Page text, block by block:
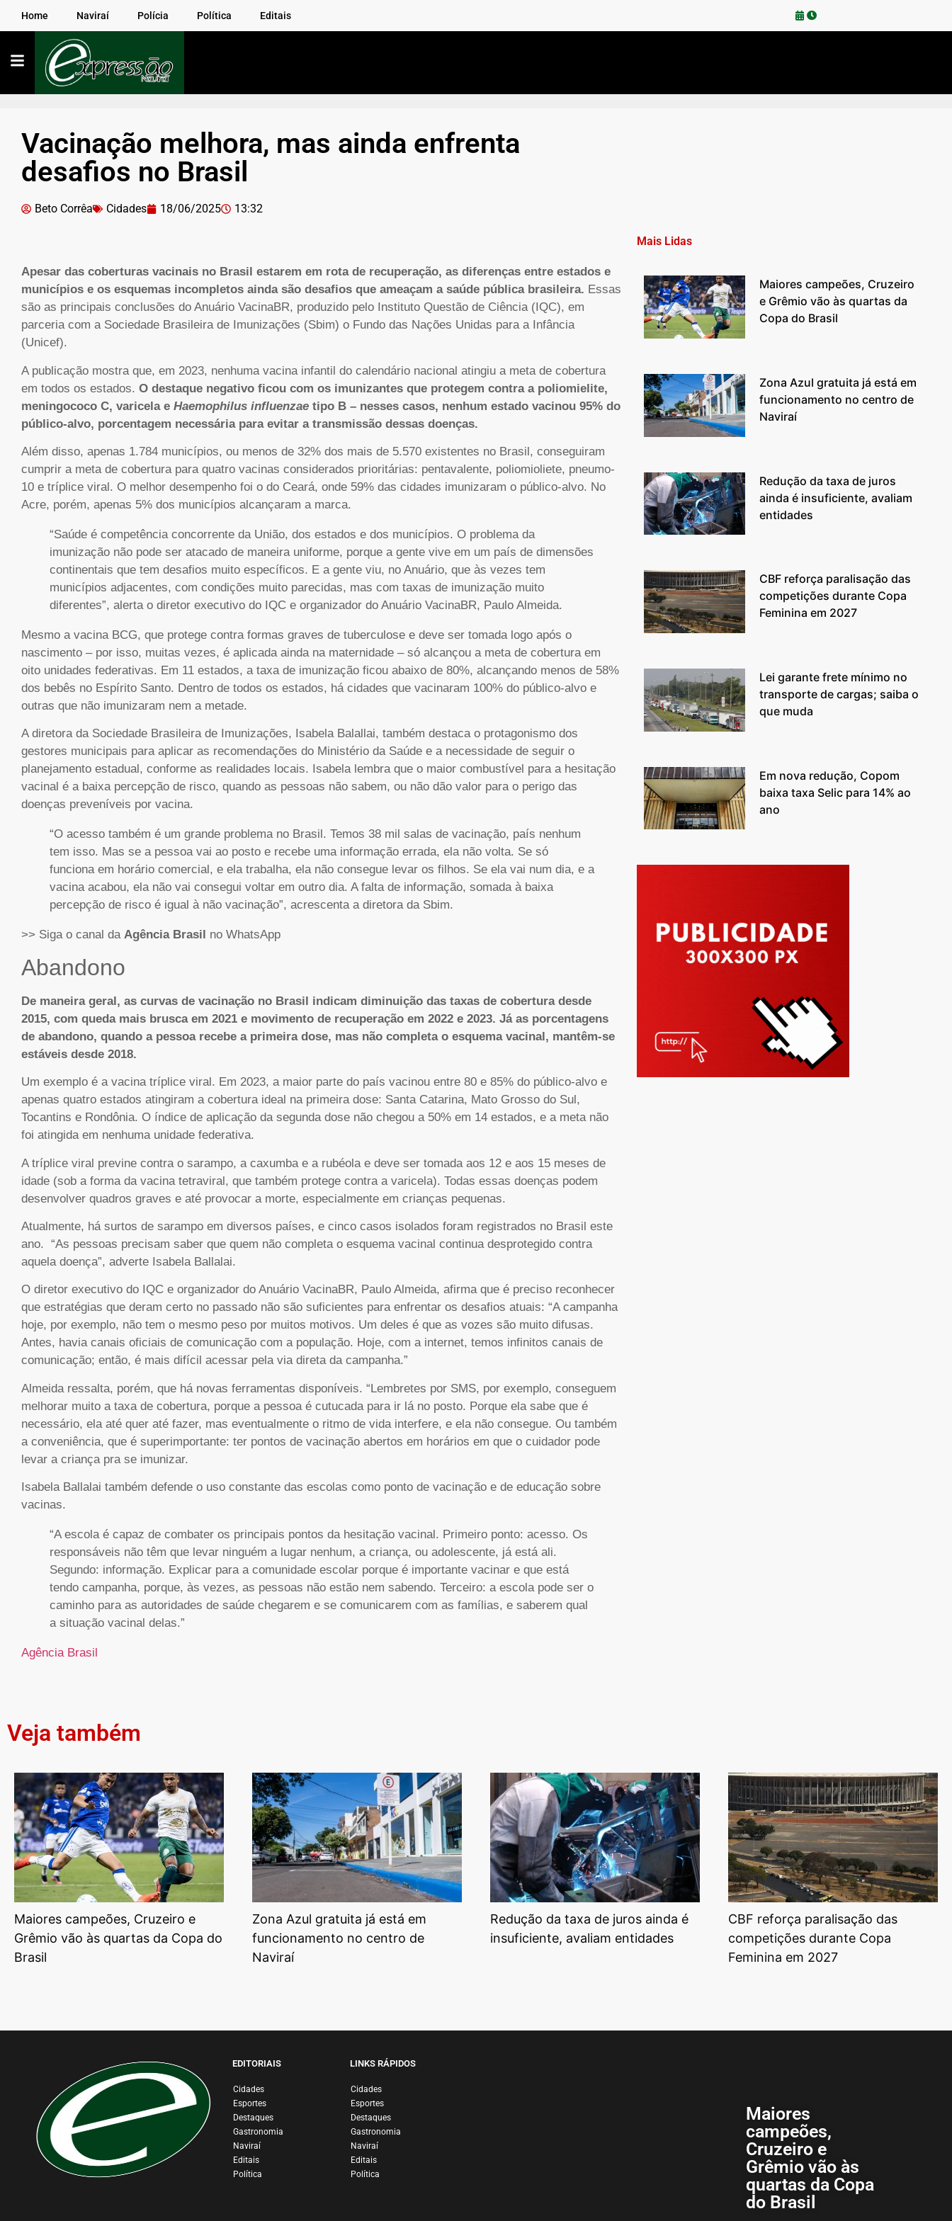
Home Naviraí Polícia Política Editais
Vacinação melhora, mas ainda enfrenta
desafios no Brasil
Beto Corrêa Cidades 18/06/2025 13:32
Apesar das coberturas vacinais no Brasil estarem em rota de recuperação, as diferenças entre estados e
municípios e os esquemas incompletos ainda são desafios que ameaçam a saúde pública brasileira. Essas
são as principais conclusões do Anuário VacinaBR, produzido pelo Instituto Questão de Ciência (IQC), em
parceria com a Sociedade Brasileira de Imunizações (Sbim) o Fundo das Nações Unidas para a Infância
(Unicef).
A publicação mostra que, em 2023, nenhuma vacina infantil do calendário nacional atingiu a meta de cobertura
em todos os estados. O destaque negativo ficou com os imunizantes que protegem contra a poliomielite,
meningococo C, varicela e Haemophilus influenzae tipo B – nesses casos, nenhum estado vacinou 95% do
público-alvo, porcentagem necessária para evitar a transmissão dessas doenças.
Além disso, apenas 1.784 municípios, ou menos de 32% dos mais de 5.570 existentes no Brasil, conseguiram
cumprir a meta de cobertura para quatro vacinas considerados prioritárias: pentavalente, poliomioliete, pneumo-
10 e tríplice viral. O melhor desempenho foi o do Ceará, onde 59% das cidades imunizaram o público-alvo. No
Acre, porém, apenas 5% dos municípios alcançaram a marca.
“Saúde é competência concorrente da União, dos estados e dos municípios. O problema da
imunização não pode ser atacado de maneira uniforme, porque a gente vive em um país de dimensões
continentais que tem desafios muito específicos. E a gente viu, no Anuário, que às vezes tem
municípios adjacentes, com condições muito parecidas, mas com taxas de imunização muito
diferentes”, alerta o diretor executivo do IQC e organizador do Anuário VacinaBR, Paulo Almeida.
Mesmo a vacina BCG, que protege contra formas graves de tuberculose e deve ser tomada logo após o
nascimento – por isso, muitas vezes, é aplicada ainda na maternidade – só alcançou a meta de cobertura em
oito unidades federativas. Em 11 estados, a taxa de imunização ficou abaixo de 80%, alcançando menos de 58%
dos bebês no Espírito Santo. Dentro de todos os estados, há cidades que vacinaram 100% do público-alvo e
outras que não imunizaram nem a metade.
A diretora da Sociedade Brasileira de Imunizações, Isabela Balallai, também destaca o protagonismo dos
gestores municipais para aplicar as recomendações do Ministério da Saúde e a necessidade de seguir o
planejamento estadual, conforme as realidades locais. Isabela lembra que o maior combustível para a hesitação
vacinal é a baixa percepção de risco, quando as pessoas não sabem, ou não dão valor para o perigo das
doenças preveníveis por vacina.
“O acesso também é um grande problema no Brasil. Temos 38 mil salas de vacinação, país nenhum
tem isso. Mas se a pessoa vai ao posto e recebe uma informação errada, ela não volta. Se só
funciona em horário comercial, e ela trabalha, ela não consegue levar os filhos. Se ela vai num dia, e a
vacina acabou, ela não vai consegui voltar em outro dia. A falta de informação, somada à baixa
percepção de risco é igual à não vacinação”, acrescenta a diretora da Sbim.
>> Siga o canal da Agência Brasil no WhatsApp
Abandono
De maneira geral, as curvas de vacinação no Brasil indicam diminuição das taxas de cobertura desde
2015, com queda mais brusca em 2021 e movimento de recuperação em 2022 e 2023. Já as porcentagens
de abandono, quando a pessoa recebe a primeira dose, mas não completa o esquema vacinal, mantêm-se
estáveis desde 2018.
Um exemplo é a vacina tríplice viral. Em 2023, a maior parte do país vacinou entre 80 e 85% do público-alvo e
apenas quatro estados atingiram a cobertura ideal na primeira dose: Santa Catarina, Mato Grosso do Sul,
Tocantins e Rondônia. O índice de aplicação da segunda dose não chegou a 50% em 14 estados, e a meta não
foi atingida em nenhuma unidade federativa.
A tríplice viral previne contra o sarampo, a caxumba e a rubéola e deve ser tomada aos 12 e aos 15 meses de
idade (sob a forma da vacina tetraviral, que também protege contra a varicela). Todas essas doenças podem
desenvolver quadros graves e até provocar a morte, especialmente em crianças pequenas.
Atualmente, há surtos de sarampo em diversos países, e cinco casos isolados foram registrados no Brasil este
ano. “As pessoas precisam saber que quem não completa o esquema vacinal continua desprotegido contra
aquela doença”, adverte Isabela Ballalai.
O diretor executivo do IQC e organizador do Anuário VacinaBR, Paulo Almeida, afirma que é preciso reconhecer
que estratégias que deram certo no passado não são suficientes para enfrentar os desafios atuais: “A campanha
hoje, por exemplo, não tem o mesmo peso por muitos motivos. Um deles é que as vozes são muito difusas.
Antes, havia canais oficiais de comunicação com a população. Hoje, com a internet, temos infinitos canais de
comunicação; então, é mais difícil acessar pela via direta da campanha.”
Almeida ressalta, porém, que há novas ferramentas disponíveis. “Lembretes por SMS, por exemplo, conseguem
melhorar muito a taxa de cobertura, porque a pessoa é cutucada para ir lá no posto. Porque ela sabe que é
necessário, ela até quer até fazer, mas eventualmente o ritmo de vida interfere, e ela não consegue. Ou também
a conveniência, que é superimportante: ter pontos de vacinação abertos em horários em que o cuidador pode
levar a criança pra se imunizar.
Isabela Ballalai também defende o uso constante das escolas como ponto de vacinação e de educação sobre
vacinas.
“A escola é capaz de combater os principais pontos da hesitação vacinal. Primeiro ponto: acesso. Os
responsáveis não têm que levar ninguém a lugar nenhum, a criança, ou adolescente, já está ali.
Segundo: informação. Explicar para a comunidade escolar porque é importante vacinar e que está
tendo campanha, porque, às vezes, as pessoas não estão nem sabendo. Terceiro: a escola pode ser o
caminho para as autoridades de saúde chegarem e se comunicarem com as famílias, e saberem qual
a situação vacinal delas.”
Agência Brasil
Mais Lidas
Maiores campeões, Cruzeiro
e Grêmio vão às quartas da
Copa do Brasil
Zona Azul gratuita já está em
funcionamento no centro de
Naviraí
Redução da taxa de juros
ainda é insuficiente, avaliam
entidades
CBF reforça paralisação das
competições durante Copa
Feminina em 2027
Lei garante frete mínimo no
transporte de cargas; saiba o
que muda
Em nova redução, Copom
baixa taxa Selic para 14% ao
ano
Veja também
Maiores campeões, Cruzeiro e
Grêmio vão às quartas da Copa do
Brasil
Zona Azul gratuita já está em
funcionamento no centro de
Naviraí
Redução da taxa de juros ainda é
insuficiente, avaliam entidades
CBF reforça paralisação das
competições durante Copa
Feminina em 2027
EDITORIAIS
Cidades
Esportes
Destaques
Gastronomia
Naviraí
Editais
Política
LINKS RÁPIDOS
Cidades
Esportes
Destaques
Gastronomia
Naviraí
Editais
Política
Maiores
campeões,
Cruzeiro e
Grêmio vão às
quartas da Copa
do Brasil